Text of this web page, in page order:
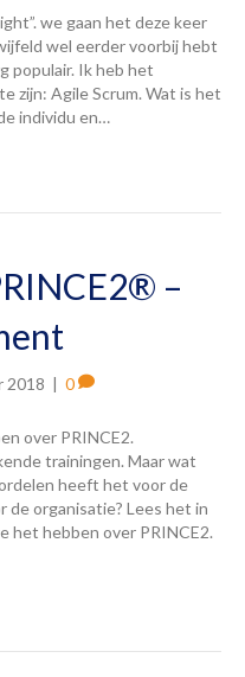
we gaan het deze keer
wel eerder voorbij hebt
populair. Ik heb het
zijn: Agile Scrum. Wat is het
individu en…
–
2018 | 0
over PRINCE2.
trainingen. Maar wat
heeft het voor de
de organisatie? Lees het in
het hebben over PRINCE2.